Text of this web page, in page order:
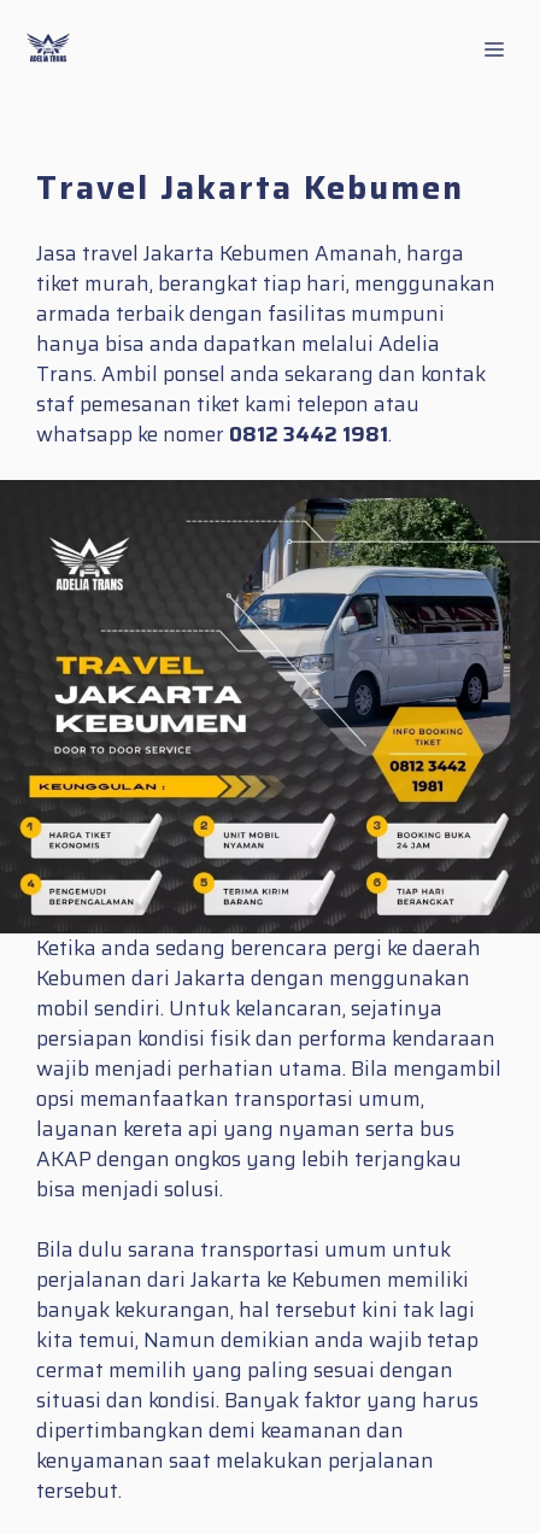
content
Travel Jakarta Kebumen
Jasa travel Jakarta Kebumen Amanah, harga
tiket murah, berangkat tiap hari, menggunakan
armada terbaik dengan fasilitas mumpuni
hanya bisa anda dapatkan melalui Adelia
Trans. Ambil ponsel anda sekarang dan kontak
staf pemesanan tiket kami telepon atau
whatsapp ke nomer0812 3442 1981.
Ketika anda sedang berencara pergi ke daerah
Kebumen dari Jakarta dengan menggunakan
mobil sendiri. Untuk kelancaran, sejatinya
persiapan kondisi fisik dan performa kendaraan
wajib menjadi perhatian utama. Bila mengambil
opsi memanfaatkan transportasi umum,
layanan kereta api yang nyaman serta bus
AKAP dengan ongkos yang lebih terjangkau
bisa menjadi solusi.
Bila dulu sarana transportasi umum untuk
perjalanan dari Jakarta ke Kebumen memiliki
banyak kekurangan, hal tersebut kini tak lagi
kita temui, Namun demikian anda wajib tetap
cermat memilih yang paling sesuai dengan
situasi dan kondisi. Banyak faktor yang harus
dipertimbangkan demi keamanan dan
kenyamanan saat melakukan perjalanan
tersebut.